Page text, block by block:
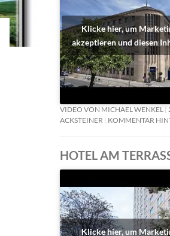
Klicke hier, um
akzeptieren und diesen
VIDEO VON MICHAEL WENKEL
ACKSTEINER
KOMMENTAR
HOTEL AM
Klicke hier, um